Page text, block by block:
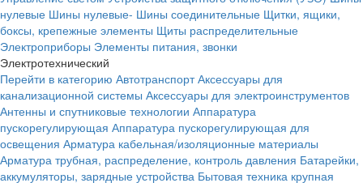
нулевые Шины нулевые- Шины соединительные Щитки, ящики,
боксы, крепежные элементы Щиты распределительные
Электроприборы Элементы питания, звонки
Электротехнический
Перейти в категорию Автотранспорт Аксессуары для
канализационной системы Аксессуары для электроинструментов
Антенны и спутниковые технологии Аппаратура
пускорегулирующая Аппаратура пускорегулирующая для
освещения Арматура кабельная/изоляционные материалы
Арматура трубная, распределение, контроль давления Батарейки,
аккумуляторы, зарядные устройства Бытовая техника крупная